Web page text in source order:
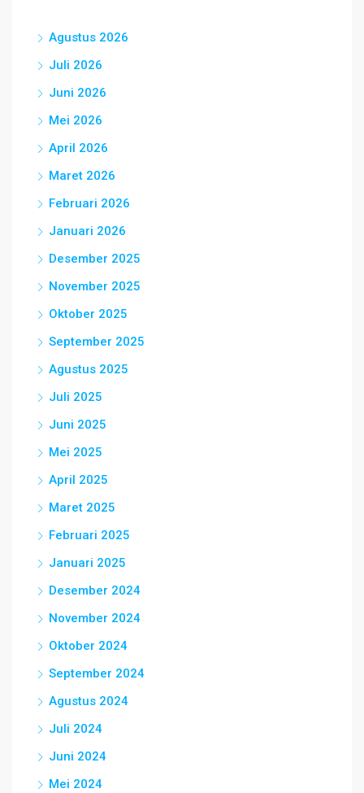
Agustus 2026
Juli 2026
Juni 2026
Mei 2026
April 2026
Maret 2026
Februari 2026
Januari 2026
Desember 2025
November 2025
Oktober 2025
September 2025
Agustus 2025
Juli 2025
Juni 2025
Mei 2025
April 2025
Maret 2025
Februari 2025
Januari 2025
Desember 2024
November 2024
Oktober 2024
September 2024
Agustus 2024
Juli 2024
Juni 2024
Mei 2024